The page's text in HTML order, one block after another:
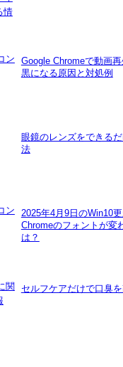
Google Chromeで動画
黒になる原因と対処例
眼鏡のレンズをできる
法
2025年4月9日のWin10
Chromeのフォントが変
は？
セルフケアだけで口臭